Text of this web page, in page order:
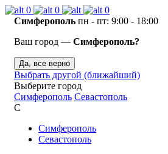
0 0
0
Симферополь пн - пт: 9:00 - 18:00
Ваш город — Симферополь?
Да, все верно
Выбрать другой (ближайший)
Выберите город
Симферополь Севастополь
С
Симферополь
Севастополь